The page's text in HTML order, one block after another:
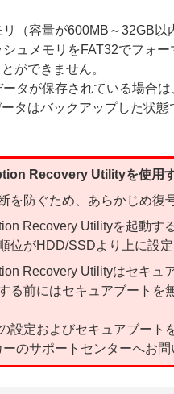
（容量が600MB～32GB以
ュメモリをFAT32でフォ
ができません。
タが保存されている場合
タはバックアップした状態
Recovery Utilityを使用
を防ぐため、あらかじめ復
Recovery Utilityを起動す
位がHDD/SSDより上に設
Recovery Utilityはセキュ
る前にはセキュアブートを
設定およびセキュアブート
のサポートセンターへお